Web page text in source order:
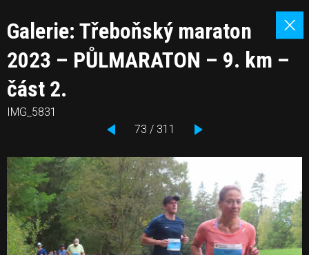
Galerie: Třeboňský maraton
2023 – PŮLMARATON – 9. km –
část 2.
IMG_5831
73 / 311